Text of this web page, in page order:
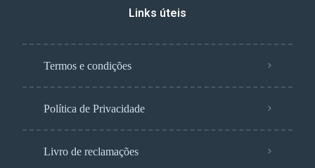
Links úteis
Termos e condições
Política de Privacidade
Livro de reclamações